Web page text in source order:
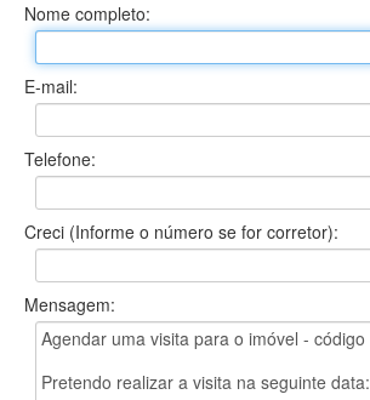
Nome completo:
E-mail:
Telefone:
Creci (Informe o número se for corretor):
Mensagem: